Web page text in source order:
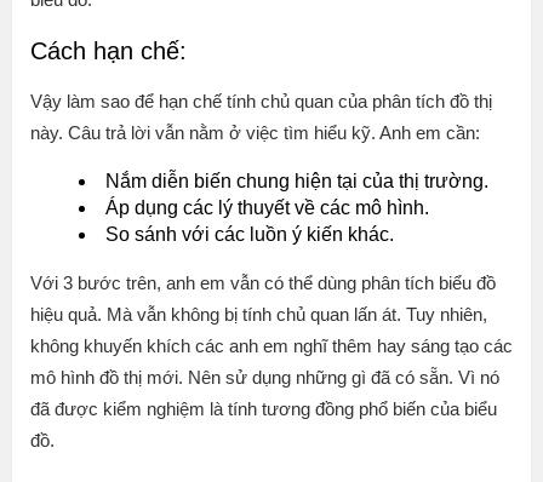
Cách hạn chế:
Vậy làm sao để hạn chế tính chủ quan của phân tích đồ thị
này. Câu trả lời vẫn nằm ở việc tìm hiểu kỹ. Anh em cần:
Nắm diễn biến chung hiện tại của thị trường.
Áp dụng các lý thuyết về các mô hình.
So sánh với các luồn ý kiến khác.
Với 3 bước trên, anh em vẫn có thể dùng phân tích biểu đồ
hiệu quả. Mà vẫn không bị tính chủ quan lấn át. Tuy nhiên,
không khuyến khích các anh em nghĩ thêm hay sáng tạo các
mô hình đồ thị mới. Nên sử dụng những gì đã có sẵn. Vì nó
đã được kiểm nghiệm là tính tương đồng phổ biến của biểu
đồ.